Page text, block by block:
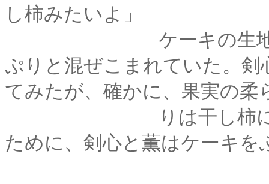
し柿みたいよ」
ケーキの生地には、
ぷりと混ぜこまれていた。
てみたが、確かに、果実の柔
りは干し柿に似てい
ために、剣心と薫はケーキ